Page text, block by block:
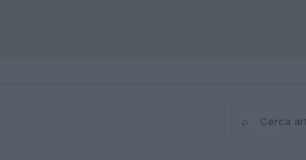
⌕Cerca